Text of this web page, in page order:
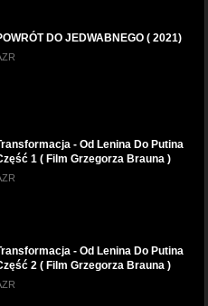
DO JEDWABNEGO ( 2021)
- Od Lenina Do Putina
1 ( Film Grzegorza Brauna )
- Od Lenina Do Putina
2 ( Film Grzegorza Brauna )